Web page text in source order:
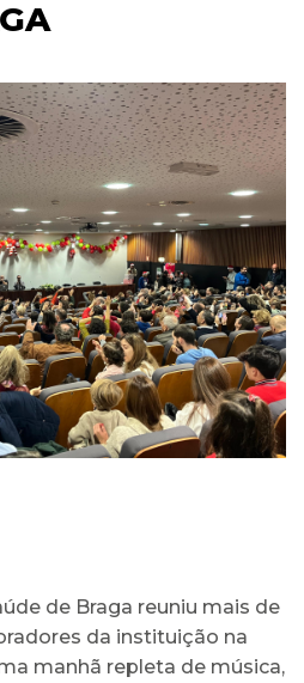
de Braga reuniu mais de
da instituição na
manhã repleta de música,